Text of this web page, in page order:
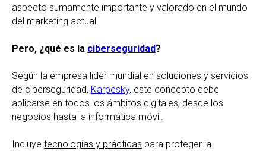
aspecto sumamente importante y valorado en el mundo
del marketing actual.
Pero, ¿qué es la ciberseguridad?
Según la empresa líder mundial en soluciones y servicios
de ciberseguridad, Karpesky, este concepto debe
aplicarse en todos los ámbitos digitales, desde los
negocios hasta la informática móvil.
Incluye tecnologías y prácticas para proteger la